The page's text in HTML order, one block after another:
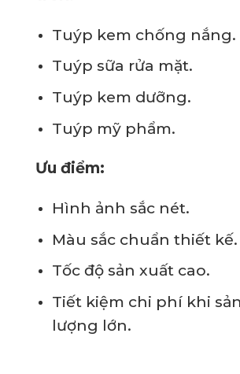
Tuýp kem chống nắng.
Tuýp sữa rửa mặt.
Tuýp kem dưỡng.
Tuýp mỹ phẩm.
Ưu điểm:
Hình ảnh sắc nét.
Màu sắc chuẩn thiết kế.
Tốc độ sản xuất cao.
Tiết kiệm chi phí khi
lượng lớn.